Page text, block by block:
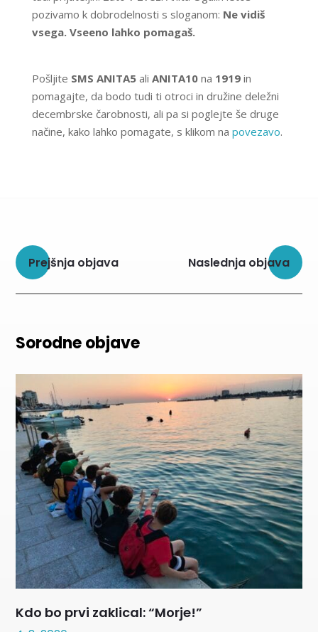
pozivamo k dobrodelnosti s sloganom: Ne vidiš
vsega. Vseeno lahko pomagaš.
Pošljite SMS ANITA5ali ANITA10na 1919in
pomagajte, da bodo tudi ti otroci in družine deležni
decembrske čarobnosti, ali pa si poglejte še druge
načine, kako lahko pomagate, s klikom na povezavo.
Prejšnja objava Naslednja objava
Sorodne objave
Kdo bo prvi zaklical: “Morje!”